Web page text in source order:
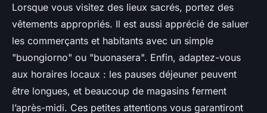
Lorsque vous visitez des lieux sacrés, portez des
vêtements appropriés. Il est aussi apprécié de saluer
les commerçants et habitants avec un simple
"buongiorno" ou "buonasera". Enfin, adaptez-vous
aux horaires locaux : les pauses déjeuner peuvent
être longues, et beaucoup de magasins ferment
l’après-midi. Ces petites attentions vous garantiront